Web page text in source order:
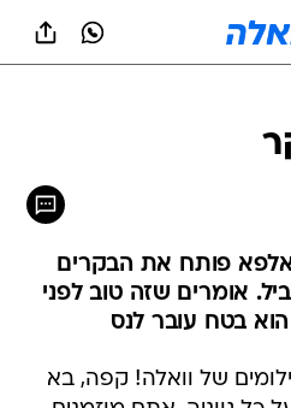
פותח את הבקרים
אומרים שזה טוב לפני
בטח עובר לנס
של וואלה! קפה, בא